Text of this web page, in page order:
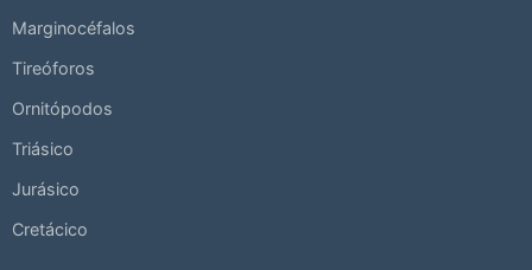
Marginocéfalos
Tireóforos
Ornitópodos
Triásico
Jurásico
Cretácico